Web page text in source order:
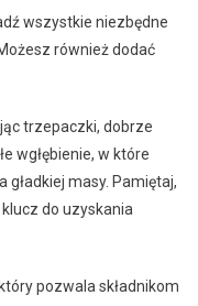
wszystkie niezbędne
również dodać
trzepaczki, dobrze
wgłębienie, w które
gładkiej masy. Pamiętaj,
do uzyskania
pozwala składnikom